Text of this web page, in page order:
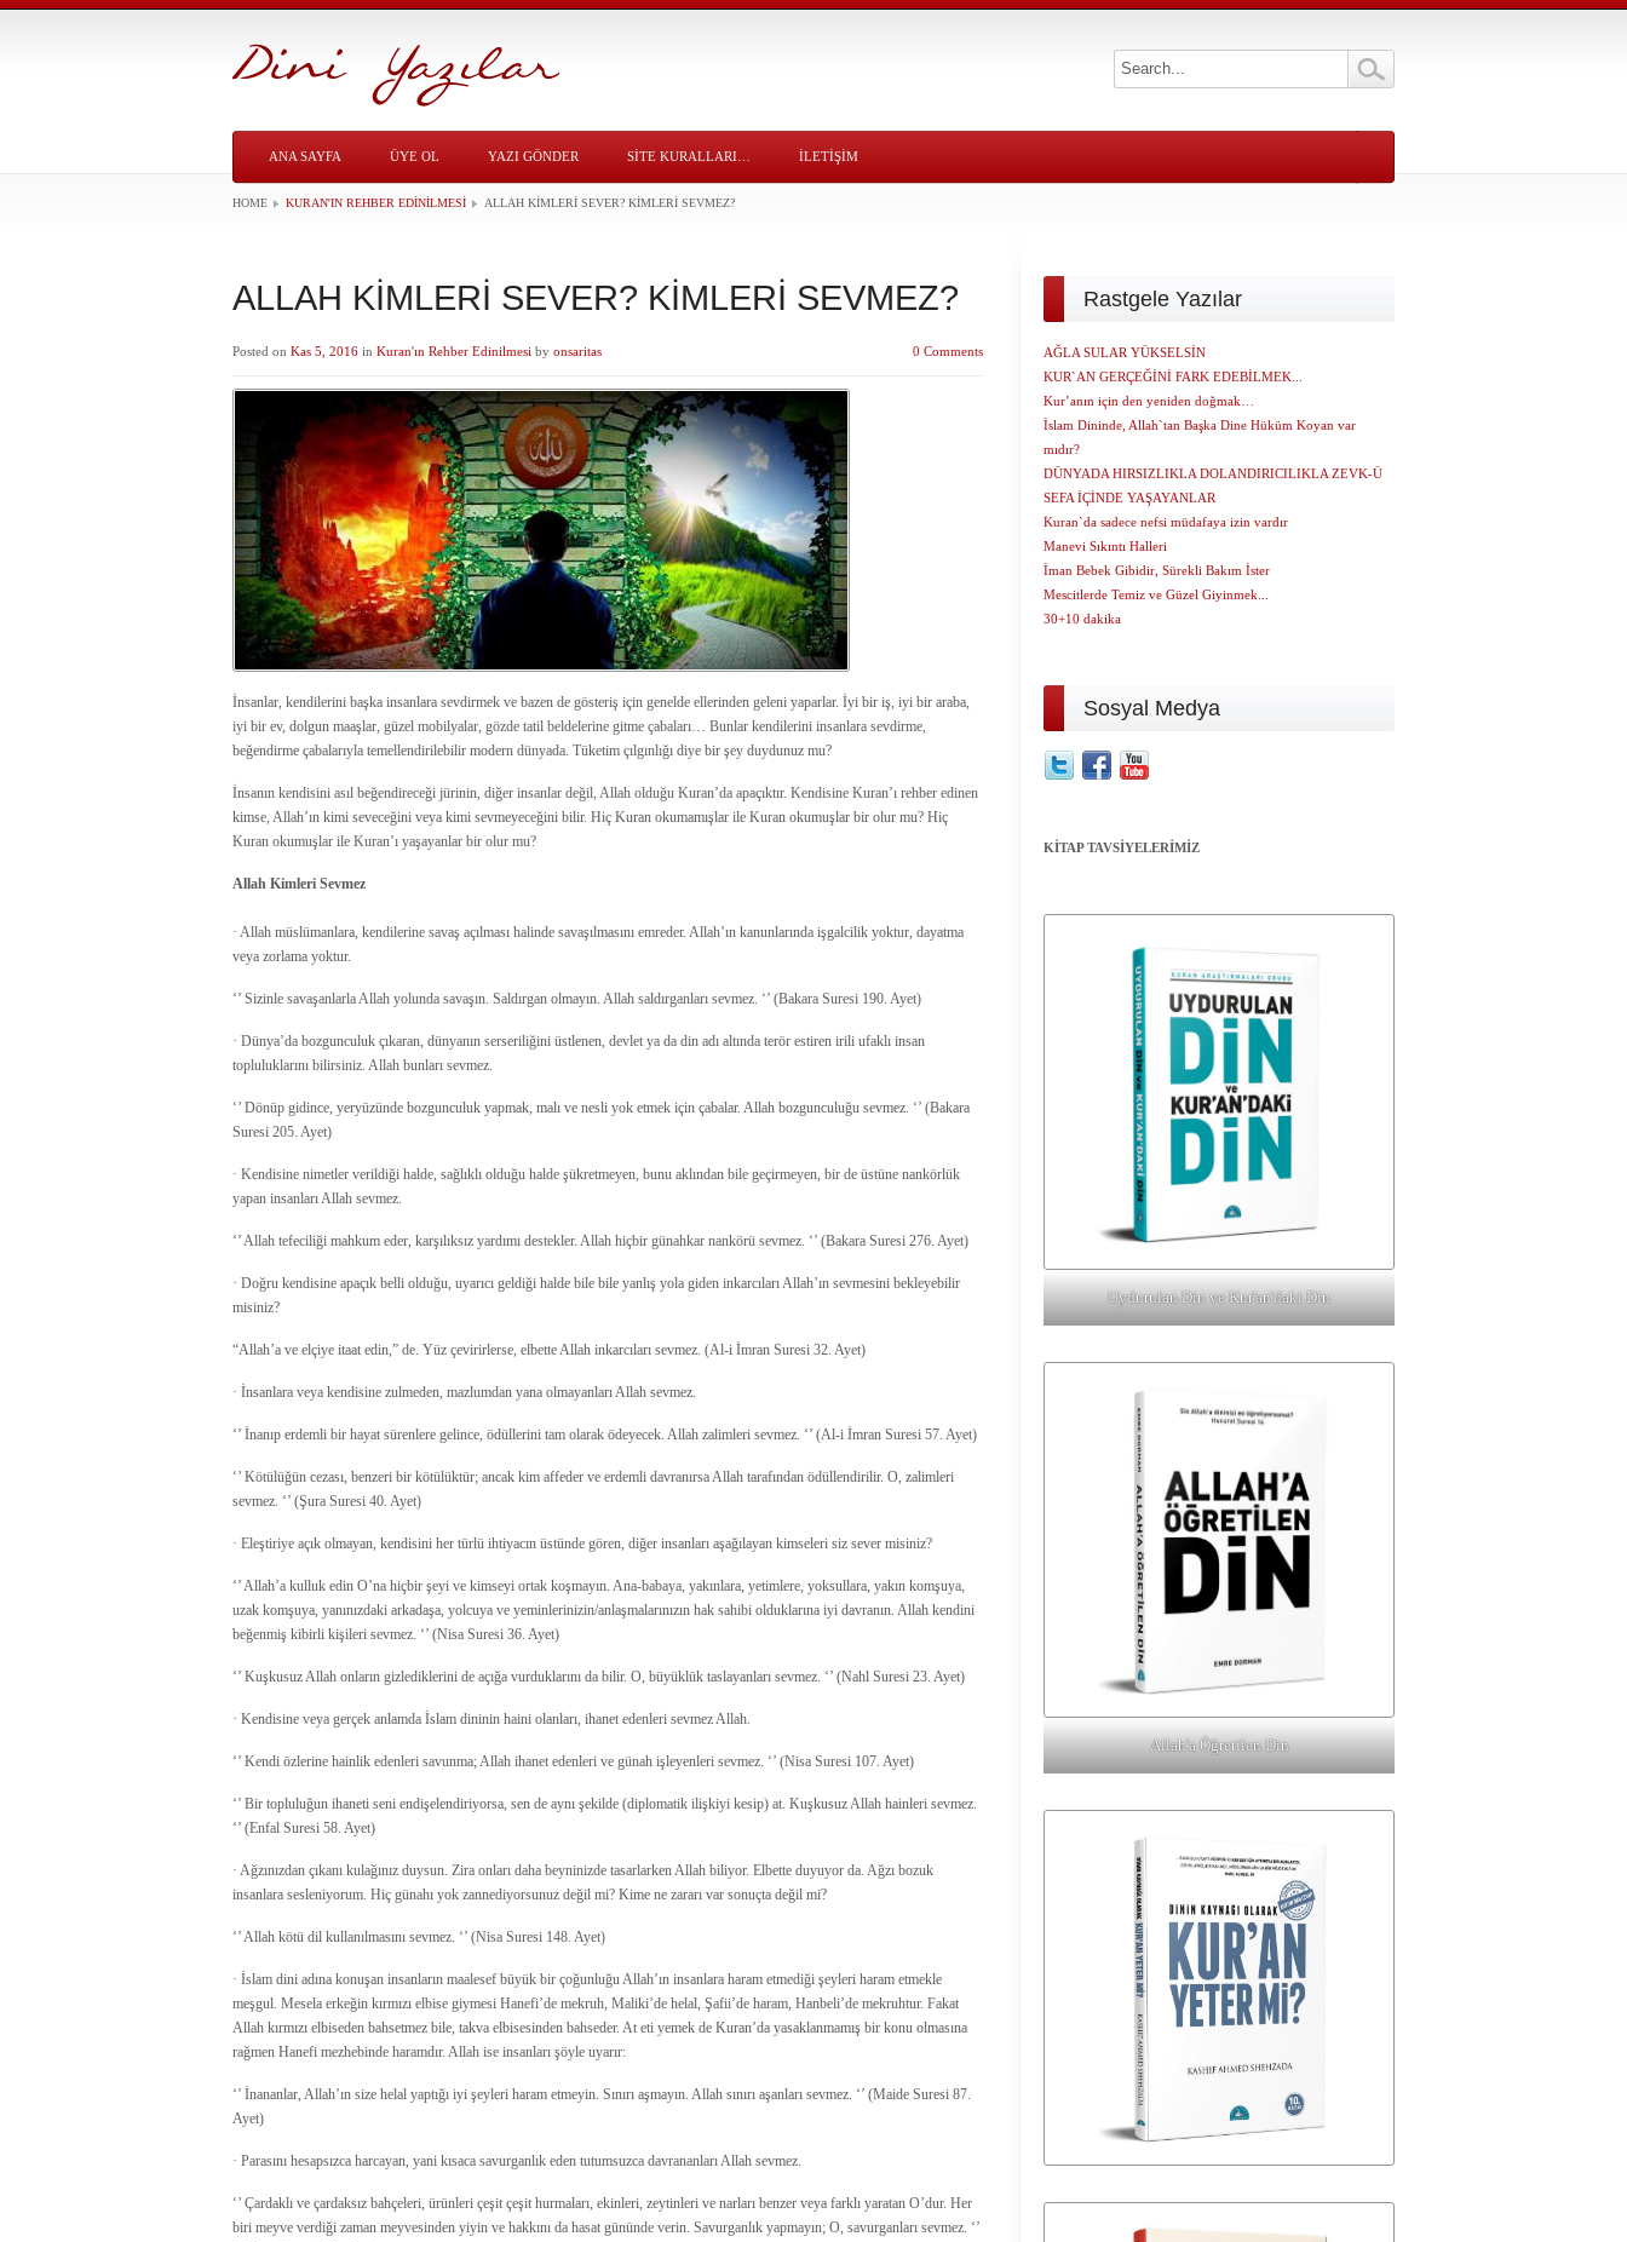
ANA SAYFA ÜYE OL YAZI GÖNDER SITE KURALLARI… İLETİŞİM
HOME KURAN'IN REHBER EDINILMESI ALLAH KİMLERİ SEVER? KİMLERİ SEVMEZ?
ALLAH KİMLERİ SEVER? KİMLERİ SEVMEZ?
Posted on Kas 5, 2016 in Kuran'ın Rehber Edinilmesi by onsaritas 0 Comments
İnsanlar, kendilerini başka insanlara sevdirmek ve bazen de gösteriş için genelde ellerinden geleni yaparlar. İyi bir iş, iyi bir araba,
iyi bir ev, dolgun maaşlar, güzel mobilyalar, gözde tatil beldelerine gitme çabaları… Bunlar kendilerini insanlara sevdirme,
beğendirme çabalarıyla temellendirilebilir modern dünyada. Tüketim çılgınlığı diye bir şey duydunuz mu?
İnsanın kendisini asıl beğendireceği jürinin, diğer insanlar değil, Allah olduğu Kuran’da apaçıktır. Kendisine Kuran’ı rehber edinen
kimse, Allah’ın kimi seveceğini veya kimi sevmeyeceğini bilir. Hiç Kuran okumamışlar ile Kuran okumuşlar bir olur mu? Hiç
Kuran okumuşlar ile Kuran’ı yaşayanlar bir olur mu?
Allah Kimleri Sevmez
· Allah müslümanlara, kendilerine savaş açılması halinde savaşılmasını emreder. Allah’ın kanunlarında işgalcilik yoktur, dayatma
veya zorlama yoktur.
‘’ Sizinle savaşanlarla Allah yolunda savaşın. Saldırgan olmayın. Allah saldırganları sevmez. ‘’ (Bakara Suresi 190. Ayet)
· Dünya’da bozgunculuk çıkaran, dünyanın serseriliğini üstlenen, devlet ya da din adı altında terör estiren irili ufaklı insan
topluluklarını bilirsiniz. Allah bunları sevmez.
‘’ Dönüp gidince, yeryüzünde bozgunculuk yapmak, malı ve nesli yok etmek için çabalar. Allah bozgunculuğu sevmez. ‘’ (Bakara
Suresi 205. Ayet)
· Kendisine nimetler verildiği halde, sağlıklı olduğu halde şükretmeyen, bunu aklından bile geçirmeyen, bir de üstüne nankörlük
yapan insanları Allah sevmez.
‘’ Allah tefeciliği mahkum eder, karşılıksız yardımı destekler. Allah hiçbir günahkar nankörü sevmez. ‘’ (Bakara Suresi 276. Ayet)
· Doğru kendisine apaçık belli olduğu, uyarıcı geldiği halde bile bile yanlış yola giden inkarcıları Allah’ın sevmesini bekleyebilir
misiniz?
“Allah’a ve elçiye itaat edin,” de. Yüz çevirirlerse, elbette Allah inkarcıları sevmez. (Al-i İmran Suresi 32. Ayet)
· İnsanlara veya kendisine zulmeden, mazlumdan yana olmayanları Allah sevmez.
‘’ İnanıp erdemli bir hayat sürenlere gelince, ödüllerini tam olarak ödeyecek. Allah zalimleri sevmez. ‘’ (Al-i İmran Suresi 57. Ayet)
‘’ Kötülüğün cezası, benzeri bir kötülüktür; ancak kim affeder ve erdemli davranırsa Allah tarafından ödüllendirilir. O, zalimleri
sevmez. ‘’ (Şura Suresi 40. Ayet)
· Eleştiriye açık olmayan, kendisini her türlü ihtiyacın üstünde gören, diğer insanları aşağılayan kimseleri siz sever misiniz?
‘’ Allah’a kulluk edin O’na hiçbir şeyi ve kimseyi ortak koşmayın. Ana-babaya, yakınlara, yetimlere, yoksullara, yakın komşuya,
uzak komşuya, yanınızdaki arkadaşa, yolcuya ve yeminlerinizin/anlaşmalarınızın hak sahibi olduklarına iyi davranın. Allah kendini
beğenmiş kibirli kişileri sevmez. ‘’ (Nisa Suresi 36. Ayet)
‘’ Kuşkusuz Allah onların gizlediklerini de açığa vurduklarını da bilir. O, büyüklük taslayanları sevmez. ‘’ (Nahl Suresi 23. Ayet)
· Kendisine veya gerçek anlamda İslam dininin haini olanları, ihanet edenleri sevmez Allah.
‘’ Kendi özlerine hainlik edenleri savunma; Allah ihanet edenleri ve günah işleyenleri sevmez. ‘’ (Nisa Suresi 107. Ayet)
‘’ Bir topluluğun ihaneti seni endişelendiriyorsa, sen de aynı şekilde (diplomatik ilişkiyi kesip) at. Kuşkusuz Allah hainleri sevmez.
‘’ (Enfal Suresi 58. Ayet)
· Ağzınızdan çıkanı kulağınız duysun. Zira onları daha beyninizde tasarlarken Allah biliyor. Elbette duyuyor da. Ağzı bozuk
insanlara sesleniyorum. Hiç günahı yok zannediyorsunuz değil mi? Kime ne zararı var sonuçta değil mi?
‘’ Allah kötü dil kullanılmasını sevmez. ‘’ (Nisa Suresi 148. Ayet)
· İslam dini adına konuşan insanların maalesef büyük bir çoğunluğu Allah’ın insanlara haram etmediği şeyleri haram etmekle
meşgul. Mesela erkeğin kırmızı elbise giymesi Hanefi’de mekruh, Maliki’de helal, Şafii’de haram, Hanbeli’de mekruhtur. Fakat
Allah kırmızı elbiseden bahsetmez bile, takva elbisesinden bahseder. At eti yemek de Kuran’da yasaklanmamış bir konu olmasına
rağmen Hanefi mezhebinde haramdır. Allah ise insanları şöyle uyarır:
‘’ İnananlar, Allah’ın size helal yaptığı iyi şeyleri haram etmeyin. Sınırı aşmayın. Allah sınırı aşanları sevmez. ‘’ (Maide Suresi 87.
Ayet)
· Parasını hesapsızca harcayan, yani kısaca savurganlık eden tutumsuzca davrananları Allah sevmez.
‘’ Çardaklı ve çardaksız bahçeleri, ürünleri çeşit çeşit hurmaları, ekinleri, zeytinleri ve narları benzer veya farklı yaratan O’dur. Her
biri meyve verdiği zaman meyvesinden yiyin ve hakkını da hasat gününde verin. Savurganlık yapmayın; O, savurganları sevmez. ‘’
Rastgele Yazılar
AĞLA SULAR YÜKSELSİN
KUR`AN GERÇEĞİNİ FARK EDEBİLMEK...
Kur’anın için den yeniden doğmak…
İslam Dininde, Allah`tan Başka Dine Hüküm Koyan var
mıdır?
DÜNYADA HIRSIZLIKLA DOLANDIRICILIKLA ZEVK-Ü
SEFA İÇİNDE YAŞAYANLAR
Kuran`da sadece nefsi müdafaya izin vardır
Manevi Sıkıntı Halleri
İman Bebek Gibidir, Sürekli Bakım İster
Mescitlerde Temiz ve Güzel Giyinmek...
30+10 dakika
Sosyal Medya
KİTAP TAVSİYELERİMİZ
Uydurulan Din ve Kur'an'daki Din
Allah'a Öğretilen Din